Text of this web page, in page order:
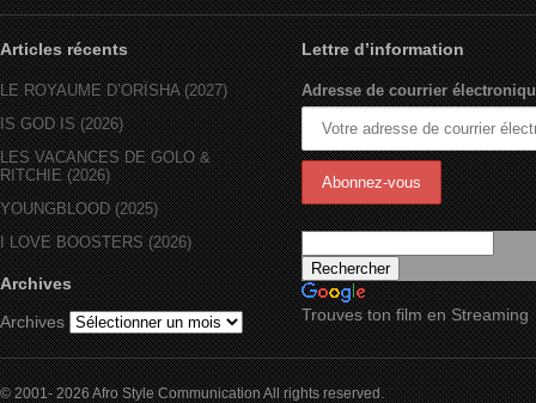
Articles récents
LE ROYAUME D’ORÏSHA (2027)
IS GOD IS (2026)
LES VACANCES DE GOLO &
RITCHIE (2026)
YOUNGBLOOD (2025)
I LOVE BOOSTERS (2026)
Archives
Archives
Lettre d’information
Adresse de courrier
Trouves ton film en Streaming
© 2001- 2026 Afro Style Communication All rights reserved.